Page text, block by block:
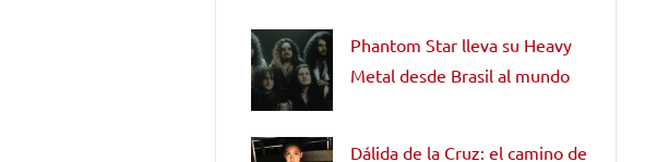
Phantom Star lleva su Heavy
Metal desde Brasil al mundo
Dálida de la Cruz: el camino de